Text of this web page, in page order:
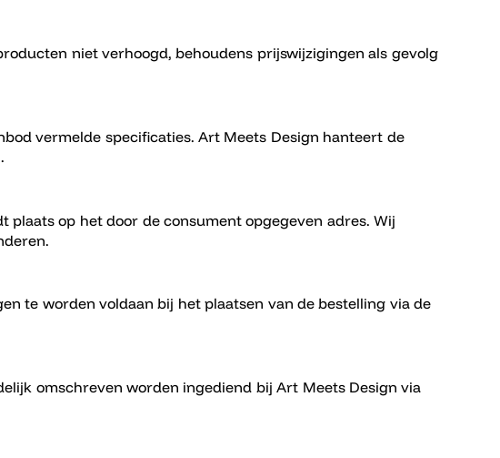
niet verhoogd, behoudens prijswijzigingen als gevolg
vermelde specificaties. Art Meets Design hanteert de
op het door de consument opgegeven adres. Wij
te worden voldaan bij het plaatsen van de bestelling via de
omschreven worden ingediend bij Art Meets Design via